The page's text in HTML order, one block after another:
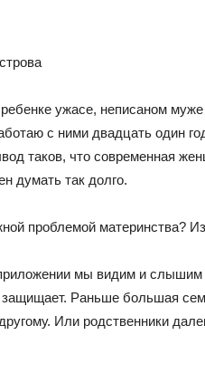
ужасе, неписаном
с ними двадцать один
таков, что современная
думать так долго.
проблемой материнства?
мы видим и слышим
защищает. Раньше большая
Или родственники